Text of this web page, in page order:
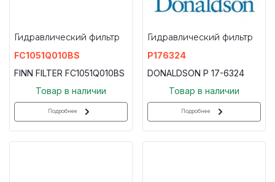
Гидравлический фильтр
FC1051Q010BS
FINN FILTER FC1051Q010BS
Товар в наличии
Подробнее
Гидравлический фильтр
P176324
DONALDSON P 17-6324
Товар в наличии
Подробнее